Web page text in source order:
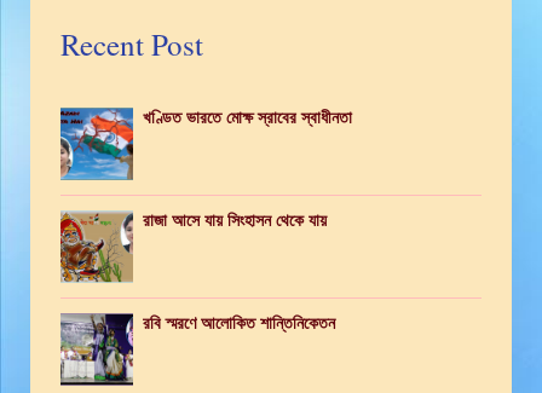
Recent Post
খণ্ডিত ভারতে মোক্ষ স্রাবের স্বাধীনতা
রাজা আসে যায় সিংহাসন থেকে যায়
রবি স্মরণে আলোকিত শান্তিনিকেতন